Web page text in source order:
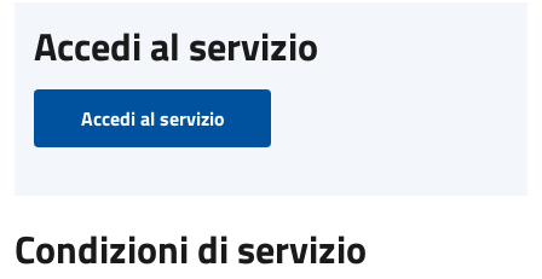
Accedi al servizio
Accedi al servizio
Condizioni di servizio